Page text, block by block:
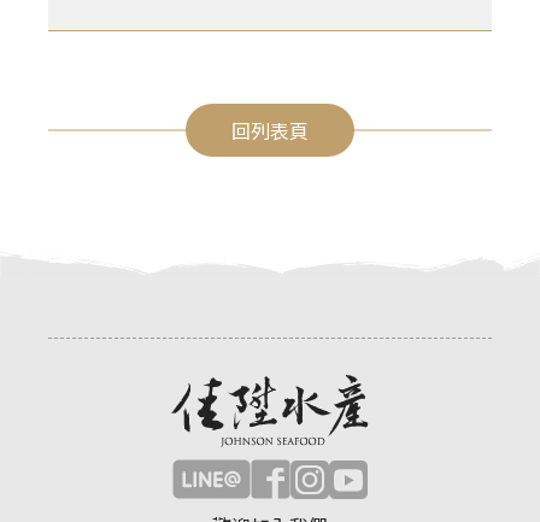
回列表頁